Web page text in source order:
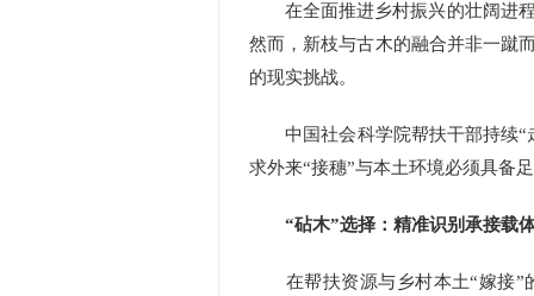
在全面推进乡村振兴的壮阔进程
然而，新枝与古木的融合并非一蹴
的现实挑战。
中国社会科学院帮扶干部持续“走
求外来“接穗”与本土环境必须具备
“砧木”选择：精准识别承接载
在帮扶资源与乡村本土“嫁接”的